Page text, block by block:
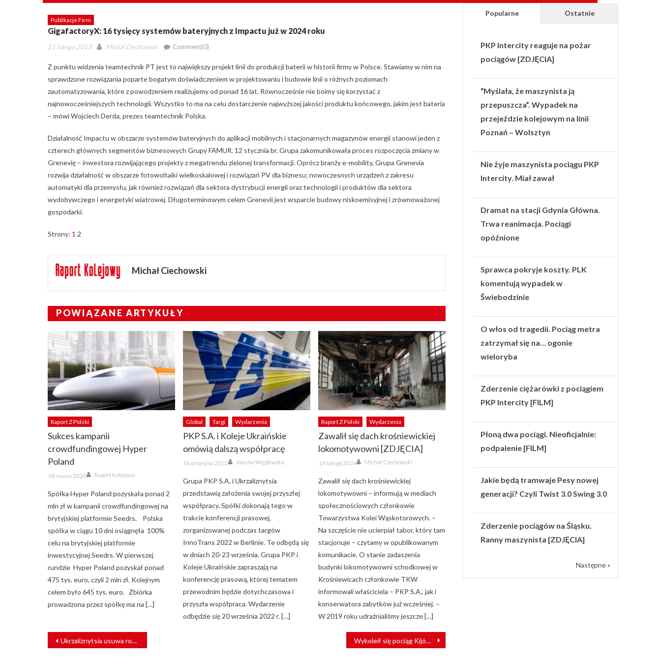
Publikacje Firm
GigafactoryX: 16 tysięcy systemów bateryjnych z Impactu już w 2024 roku
Posted
21 lutego 2023 Author
Michał Ciechowski Comment(0)
Z punktu widzenia teamtechnik PT jest to największy projekt linii do produkcji baterii w historii firmy w Polsce. Stawiamy w nim na
sprawdzone rozwiązania poparte bogatym doświadczeniem w projektowaniu i budowie linii o różnych poziomach
zautomatyzowania, które z powodzeniem realizujemy od ponad 16 lat. Równocześnie nie boimy się korzystać z
najnowocześniejszych technologii. Wszystko to ma na celu dostarczenie najwyższej jakości produktu końcowego, jakim jest bateria
– mówi Wojciech Derda, prezes teamtechnik Polska.
Działalność Impactu w obszarze systemów bateryjnych do aplikacji mobilnych i stacjonarnych magazynów energii stanowi jeden z
czterech głównych segmentów biznesowych Grupy FAMUR. 12 stycznia br. Grupa zakomunikowała proces rozpoczęcia zmiany w
Grenevię – inwestora rozwijającego projekty z megatrendu zielonej transformacji. Oprócz branży e-mobility, Grupa Grenevia
rozwija działalność w obszarze fotowoltaiki wielkoskalowej i rozwiązań PV dla biznesu; nowoczesnych urządzeń z zakresu
automatyki dla przemysłu, jak również rozwiązań dla sektora dystrybucji energii oraz technologii i produktów dla sektora
wydobywczego i energetyki wiatrowej. Długoterminowym celem Grenevii jest wsparcie budowy niskoemisyjnej i zrównoważonej
gospodarki.
Strony: 1 2
Michał Ciechowski
POWIĄZANE ARTYKUŁY
Raport Z Polski
Sukces kampanii
crowdfundingowej Hyper
Poland
Posted
on
18 marca 2020 Author
Raport Kolejowy
Spółka Hyper Poland pozyskała ponad 2
mln zł w kampanii crowdfundingowej na
brytyjskiej platformie Seedrs. Polska
spółka w ciągu 10 dni osiągnęła 100%
celu na brytyjskiej platformie
inwestycyjnej Seedrs. W pierwszej
rundzie Hyper Poland pozyskał ponad
475 tys. euro, czyli 2 mln zł. Kolejnym
celem było 645 tys. euro. Zbiórka
prowadzona przez spółkę ma na […]
Global Targi Wydarzenia
PKP S.A. i Koleje Ukraińskie
omówią dalszą współpracę
Posted
on
16 września 2022 Author
Joanna Węglewska
Grupa PKP S.A. i Ukrzaliznytsia
przedstawią założenia swojej przyszłej
współpracy. Spółki dokonają tego w
trakcie konferencji prasowej,
zorganizowanej podczas targów
InnoTrans 2022 w Berlinie. Te odbędą się
w dniach 20-23 września. Grupa PKP i
Koleje Ukraińskie zapraszają na
konferencję prasową, której tematem
przewodnim będzie dotychczasowa i
przyszła współpraca. Wydarzenie
odbędzie się 20 września 2022 r. […]
Raport Z Polski Wydarzenia
Zawalił się dach krośniewickiej
lokomotywowni [ZDJĘCIA]
Posted
on
19 lutego 2024 Author
Michał Ciechowski
Zawalił się dach krośniewickiej
lokomotywowni – informują w mediach
społecznościowych członkowie
Towarzystwa Kolei Wąskotorowych. –
Na szczęście nie ucierpiał tabor, który tam
stacjonuje – czytamy w opublikowanym
komunikacie. O stanie zadaszenia
budynki lokomotywowni schodkowej w
Krośniewicach członkowie TKW
informowali właściciela – PKP S.A., jak i
konserwatora zabytków już wcześniej. –
W 2019 roku udrażnialiśmy jeszcze […]
NAWIGACJA
WPISU
Ukrzaliznytsia usuwa rosyjskie ślady z ukraińskiej kolei Wykoleił się pociąg Kijów – Warszawa. Sprawę bada prokuratura [ZDJĘCIA]
Popularne Ostatnie
PKP Intercity reaguje na pożar
pociągów [ZDJĘCIA]
“Myślała, że maszynista ją
przepuszcza”. Wypadek na
przejeździe kolejowym na linii
Poznań – Wolsztyn
Nie żyje maszynista pociągu PKP
Intercity. Miał zawał
Dramat na stacji Gdynia Główna.
Trwa reanimacja. Pociągi
opóźnione
Sprawca pokryje koszty. PLK
komentują wypadek w
Świebodzinie
O włos od tragedii. Pociąg metra
zatrzymał się na… ogonie
wieloryba
Zderzenie ciężarówki z pociągiem
PKP Intercity [FILM]
Płoną dwa pociągi. Nieoficjalnie:
podpalenie [FILM]
Jakie będą tramwaje Pesy nowej
generacji? Czyli Twist 3.0 Swing 3.0
Zderzenie pociągów na Śląsku.
Ranny maszynista [ZDJĘCIA]
Następne »